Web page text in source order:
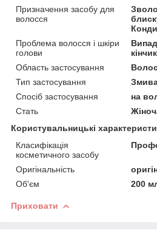
Призначення засобу для
волосся
Проблема волосся і шкіри
голови
Область застосування
Тип застосування
Спосіб застосування
на
Стать
Користувальницькі
Класифікація
косметичного засобу
Оригінальність
Об'єм
200
Приховати